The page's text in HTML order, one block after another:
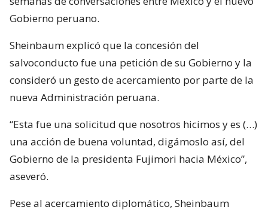
Gobierno peruano.
Sheinbaum explicó que la concesión del
salvoconducto fue una petición de su Gobierno y la
consideró un gesto de acercamiento por parte de la
nueva Administración peruana.
“Esta fue una solicitud que nosotros hicimos y es (…)
una acción de buena voluntad, digámoslo así, del
Gobierno de la presidenta Fujimori hacia México”,
aseveró.
Pese al acercamiento diplomático, Sheinbaum